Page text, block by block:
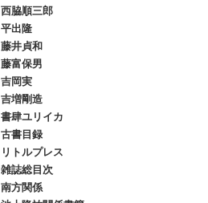
西脇順三郎
平出隆
藤井貞和
藤富保男
吉岡実
吉増剛造
書肆ユリイカ
古書目録
リトルプレス
雑誌総目次
南方関係